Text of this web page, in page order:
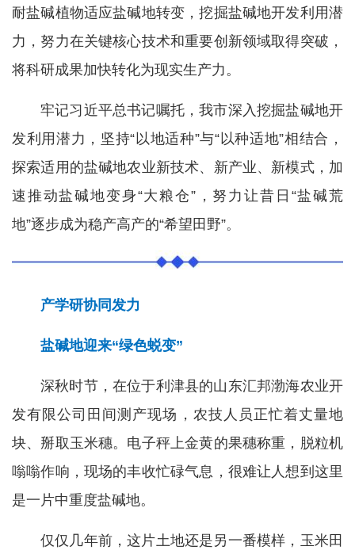
耐盐碱植物适应盐碱地转变，挖掘盐碱地开发利用潜
力，努力在关键核心技术和重要创新领域取得突破，
将科研成果加快转化为现实生产力。
牢记习近平总书记嘱托，我市深入挖掘盐碱地开
发利用潜力，坚持“以地适种”与“以种适地”相结合，
探索适用的盐碱地农业新技术、新产业、新模式，加
速推动盐碱地变身“大粮仓”，努力让昔日“盐碱荒
地”逐步成为稳产高产的“希望田野”。
产学研协同发力
盐碱地迎来“绿色蜕变”
深秋时节，在位于利津县的山东汇邦渤海农业开
发有限公司田间测产现场，农技人员正忙着丈量地
块、掰取玉米穗。电子秤上金黄的果穗称重，脱粒机
嗡嗡作响，现场的丰收忙碌气息，很难让人想到这里
是一片中重度盐碱地。
仅仅几年前，这片土地还是另一番模样，玉米田